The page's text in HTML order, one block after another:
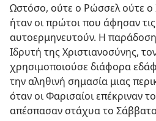
Ωστόσο, ούτε ο Ρώσσελ ούτε ο
ήταν οι πρώτοι που άφησαν
αυτοερμηνευτούν. Η
Ιδρυτή της Χριστιανοσύνης,
χρησιμοποιούσε διάφορα
την αληθινή σημασία μιας
όταν οι Φαρισαίοι επέκριναν
απέσπασαν στάχυα το